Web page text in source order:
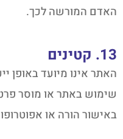
האדם המורשה לכך.
13. קטינים
האתר אינו מיועד באופן
שימוש באתר או מוסר
באישור הורה או